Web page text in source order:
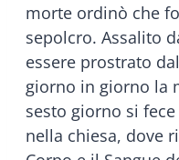
morte ordinò che
sepolcro. Assalito
essere prostrato
giorno in giorno la
sesto giorno si
nella chiesa, dove